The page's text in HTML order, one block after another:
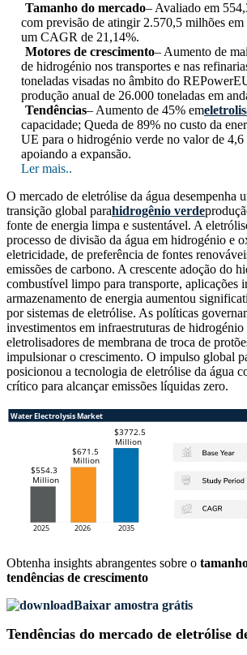
Tamanho do mercado– Avaliado em
com previsão de atingir 2.570,5 milhões em
um CAGR de 21,14%.
Motores de crescimento– Aumento de
de hidrogénio nos transportes e nas
toneladas visadas no âmbito do
produção anual de 26.000 toneladas em
Tendências– Aumento de 45% em
capacidade; Queda de 89% no custo da
UE para o hidrogénio verde no valor de 4,6
apoiando a expansão.
Ler mais..
O mercado de eletrólise da água desempenha
transição global parahidrogênio verde
fonte de energia limpa e sustentável. A
processo de divisão da água em hidrogénio e
eletricidade, de preferência de fontes
emissões de carbono. A crescente adoção do
combustível limpo para transporte, aplicações
armazenamento de energia aumentou
por sistemas de eletrólise. As políticas
investimentos em infraestruturas de hidrogénio
eletrolisadores de membrana de troca de
impulsionar o crescimento. O impulso global
posicionou a tecnologia de eletrólise da água
crítico para alcançar emissões líquidas zero.
Obtenha insights abrangentes sobre o
tendências de crescimento
Baixar amostra grátis
Tendências do mercado de eletrólise